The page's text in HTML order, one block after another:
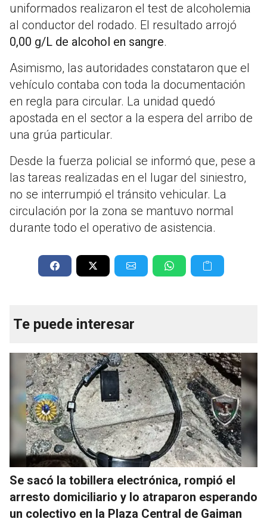
uniformados realizaron el test de alcoholemia
al conductor del rodado. El resultado arrojó
0,00 g/L de alcohol en sangre.
Asimismo, las autoridades constataron que el
vehículo contaba con toda la documentación
en regla para circular. La unidad quedó
apostada en el sector a la espera del arribo de
una grúa particular.
Desde la fuerza policial se informó que, pese a
las tareas realizadas en el lugar del siniestro,
no se interrumpió el tránsito vehicular. La
circulación por la zona se mantuvo normal
durante todo el operativo de asistencia.
Te puede interesar
Se sacó la tobillera electrónica, rompió el
arresto domiciliario y lo atraparon esperando
un colectivo en la Plaza Central de Gaiman